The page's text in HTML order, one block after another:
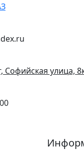
Софийская улица,